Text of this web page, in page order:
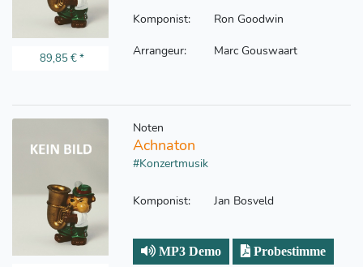
89,85 €*
Komponist:
Ron Goodwin
Arrangeur:
Marc Gouswaart
Noten
Achnaton
#Konzertmusik
Komponist: Jan Bosveld
MP3 Demo Probestimme